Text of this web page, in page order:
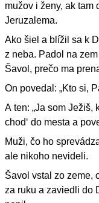
mužov i ženy, ak
Jeruzalema.
Ako šiel a blížil sa k
z neba. Padol na
Šavol, prečo ma
On povedal: „Kto si,
A ten: „Ja som Ježiš,
chod‘ do mesta a
Muži, čo ho
ale nikoho nevideli.
Šavol vstal zo zeme,
za ruku a zaviedli do